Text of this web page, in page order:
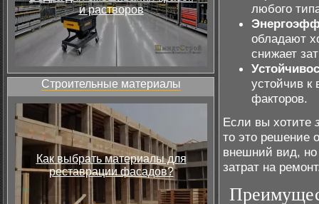
и растворов
Строительные материалы
Как выбрать материалы для
реставрации фасадов?
любого
обладают
снижает
устойчив к
факторов.
Если вы хотите
то это решение
внешний вид, но
затрат на